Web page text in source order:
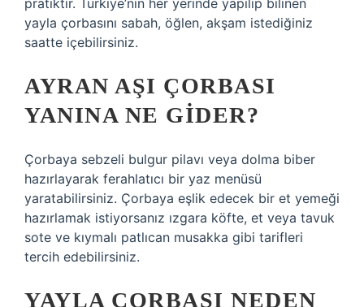
pratiktir. Türkiye’nin her yerinde yapılıp bilinen
yayla çorbasını sabah, öğlen, akşam istediğiniz
saatte içebilirsiniz.
AYRAN AŞI ÇORBASI
YANINA NE GIDER?
Çorbaya sebzeli bulgur pilavı veya dolma biber
hazırlayarak ferahlatıcı bir yaz menüsü
yaratabilirsiniz. Çorbaya eşlik edecek bir et yemeği
hazırlamak istiyorsanız ızgara köfte, et veya tavuk
sote ve kıymalı patlıcan musakka gibi tarifleri
tercih edebilirsiniz.
YAYLA ÇORBASI NEDEN